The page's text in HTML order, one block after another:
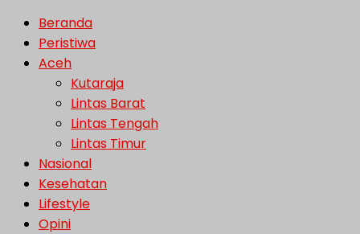
Beranda
Peristiwa
Aceh
Kutaraja
Lintas Barat
Lintas Tengah
Lintas Timur
Nasional
Kesehatan
Lifestyle
Opini